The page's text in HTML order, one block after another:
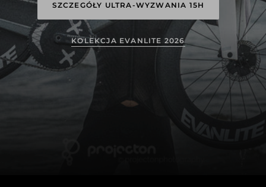
SZCZEGÓŁY ULTRA-WYZWANIA 15H
KOLEKCJA EVANLITE 2026